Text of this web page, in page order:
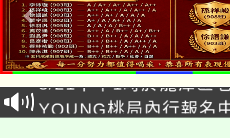
「本色祭」8/29、30在
場熱烈登場!
8/21下午1時於龍潭區
徵才活動。
YOUNG桃局內行報名